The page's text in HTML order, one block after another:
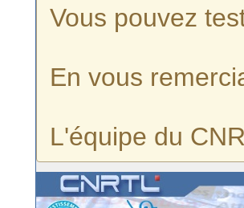
Vous pouvez
En vous
L'équipe du